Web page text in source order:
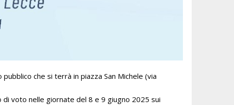
che si terrà in piazza San Michele (via
voto nelle giornate del 8 e 9 giugno 2025 sui